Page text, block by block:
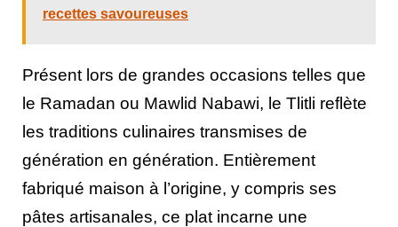
recettes savoureuses
Présent lors de grandes occasions telles que
le Ramadan ou Mawlid Nabawi, le Tlitli reflète
les traditions culinaires transmises de
génération en génération. Entièrement
fabriqué maison à l’origine, y compris ses
pâtes artisanales, ce plat incarne une